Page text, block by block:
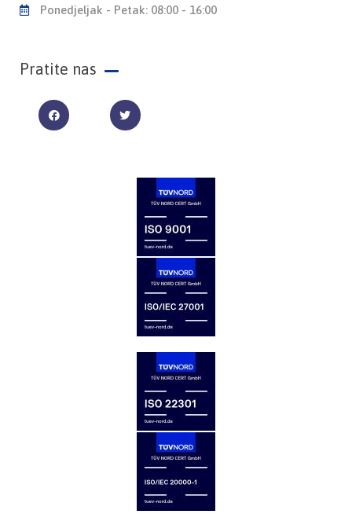
Ponedjeljak - Petak: 08:00 - 16:00
Pratite nas